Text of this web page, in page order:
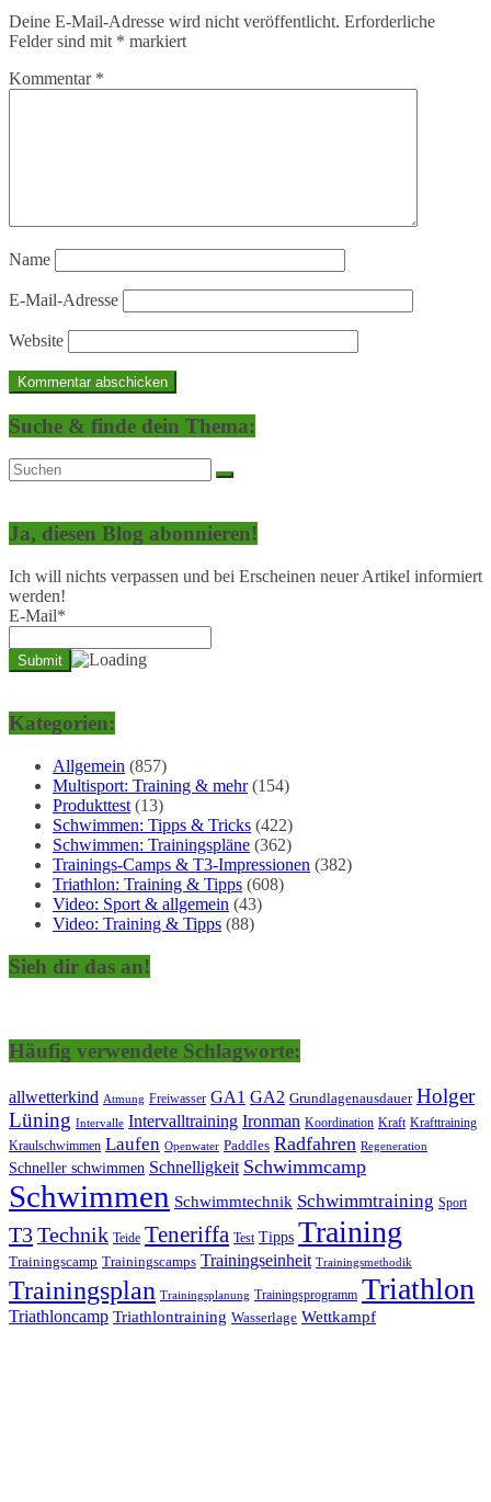
Deine E-Mail-Adresse wird nicht veröffentlicht. Erforderliche
Felder sind mit * markiert
Kommentar *
Name
E-Mail-Adresse
Website
Suche & finde dein Thema:
Ja, diesen Blog abonnieren!
Ich will nichts verpassen und bei Erscheinen neuer Artikel informiert
werden!
E-Mail*
Kategorien:
Allgemein (857)
Multisport: Training & mehr(154)
Produkttest (13)
Schwimmen: Tipps & Tricks (422)
Schwimmen: Trainingspläne (362)
Trainings-Camps & T3-Impressionen (382)
Triathlon: Training & Tipps (608)
Video: Sport & allgemein (43)
Video: Training & Tipps (88)
Sieh dir das an!
Häufig verwendete Schlagworte:
allwetterkind Atmung Freiwasser GA1 GA2 Grundlagenausdauer Holger
Lüning Intervalle Intervalltraining Ironman Koordination Kraft Krafttraining
Kraulschwimmen Laufen Openwater Paddles Radfahren Regeneration
Schneller schwimmen Schnelligkeit Schwimmcamp
Schwimmen Schwimmtechnik Schwimmtraining Sport
T3Technik Teide Teneriffa Test Tipps Training
Trainingscamp Trainingscamps Trainingseinheit Trainingsmethodik
Trainingsplan Trainingsplanung Trainingsprogramm Triathlon
Triathloncamp Triathlontraining Wasserlage Wettkampf